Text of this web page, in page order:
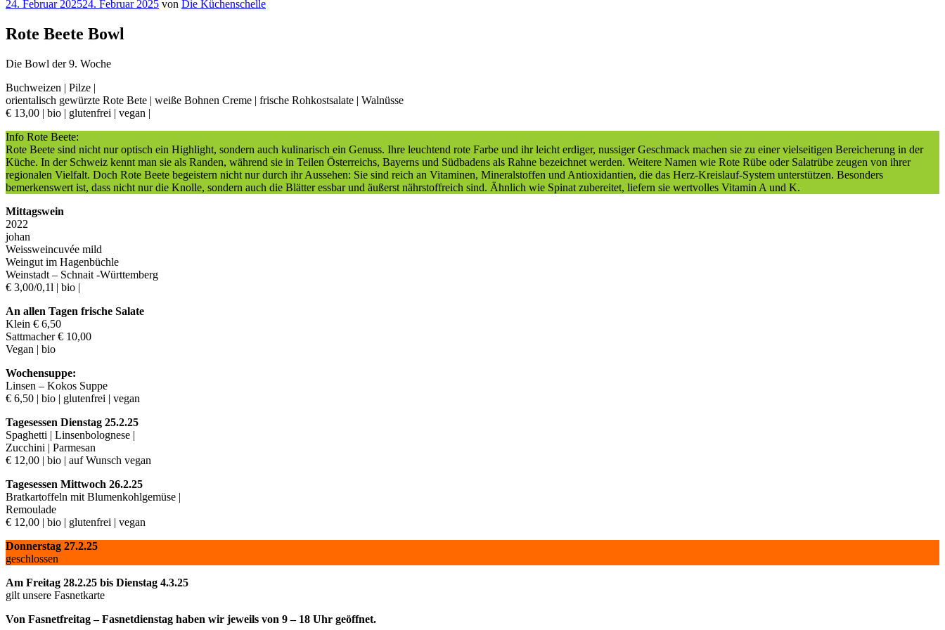
Veröffentlicht
24. Februar 202524. Februar 2025 von Die Küchenschelle
Rote Beete Bowl
Die Bowl der 9. Woche
Buchweizen | Pilze |
orientalisch gewürzte Rote Bete | weiße Bohnen Creme | frische Rohkostsalate | Walnüsse
€ 13,00 | bio | glutenfrei | vegan |
Info Rote Beete:
Rote Beete sind nicht nur optisch ein Highlight, sondern auch kulinarisch ein Genuss. Ihre leuchtend rote Farbe und ihr leicht erdiger, nussiger Geschmack machen sie zu einer vielseitigen Bereicherung in der
Küche. In der Schweiz kennt man sie als Randen, während sie in Teilen Österreichs, Bayerns und Südbadens als Rahne bezeichnet werden. Weitere Namen wie Rote Rübe oder Salatrübe zeugen von ihrer
regionalen Vielfalt. Doch Rote Beete begeistern nicht nur durch ihr Aussehen: Sie sind reich an Vitaminen, Mineralstoffen und Antioxidantien, die das Herz-Kreislauf-System unterstützen. Besonders
bemerkenswert ist, dass nicht nur die Knolle, sondern auch die Blätter essbar und äußerst nährstoffreich sind. Ähnlich wie Spinat zubereitet, liefern sie wertvolles Vitamin A und K.
Mittagswein
2022
johan
Weissweincuvée mild
Weingut im Hagenbüchle
Weinstadt – Schnait -Württemberg
€ 3,00/0,1l | bio |
An allen Tagen frische Salate
Klein € 6,50
Sattmacher € 10,00
Vegan | bio
Wochensuppe:
Linsen – Kokos Suppe
€ 6,50 | bio | glutenfrei | vegan
Tagesessen Dienstag 25.2.25
Spaghetti | Linsenbolognese |
Zucchini | Parmesan
€ 12,00 | bio | auf Wunsch vegan
Tagesessen Mittwoch 26.2.25
Bratkartoffeln mit Blumenkohlgemüse |
Remoulade
€ 12,00 | bio | glutenfrei | vegan
Donnerstag 27.2.25
geschlossen
Am Freitag 28.2.25 bis Dienstag 4.3.25
gilt unsere Fasnetkarte
Von Fasnetfreitag – Fasnetdienstag haben wir jeweils von 9 – 18 Uhr geöffnet.